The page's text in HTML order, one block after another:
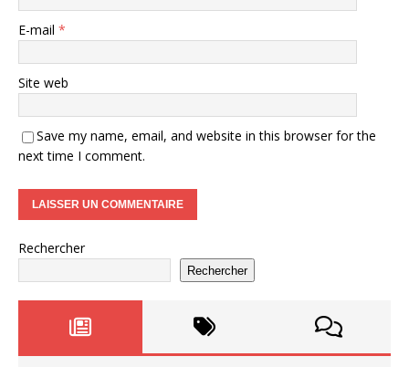
E-mail *
Site web
Save my name, email, and website in this browser for the
next time I comment.
Rechercher
Rechercher